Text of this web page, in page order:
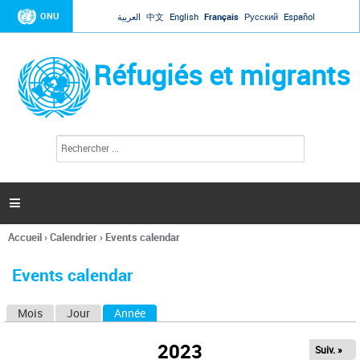
Jump to navigation
ONU العربية 中文 English Français Русский Español
Réfugiés et migrants
l
c
h
e

Vous
ici
Accueil›Calendrier› Events calendar
Events calendar
Mois Jour Année
2023 Suiv. »